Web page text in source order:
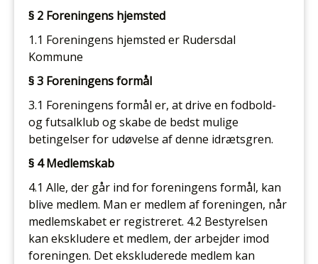
§ 2 Foreningens hjemsted
1.1 Foreningens hjemsted er Rudersdal
Kommune
§ 3 Foreningens formål
3.1 Foreningens formål er, at drive en fodbold-
og futsalklub og skabe de bedst mulige
betingelser for udøvelse af denne idrætsgren.
§ 4 Medlemskab
4.1 Alle, der går ind for foreningens formål, kan
blive medlem. Man er medlem af foreningen, når
medlemskabet er registreret. 4.2 Bestyrelsen
kan ekskludere et medlem, der arbejder imod
foreningen. Det ekskluderede medlem kan